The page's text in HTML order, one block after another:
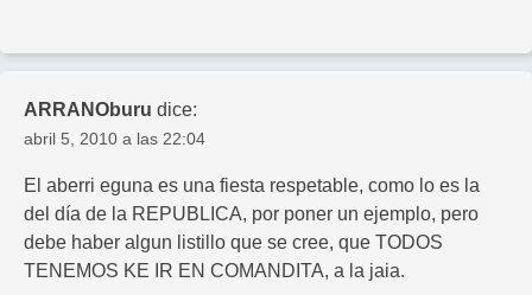
ARRANOburu dice:
abril 5, 2010 a las 22:04
El aberri eguna es una fiesta respetable, como lo es la
del día de la REPUBLICA, por poner un ejemplo, pero
debe haber algun listillo que se cree, que TODOS
TENEMOS KE IR EN COMANDITA, a la jaia.